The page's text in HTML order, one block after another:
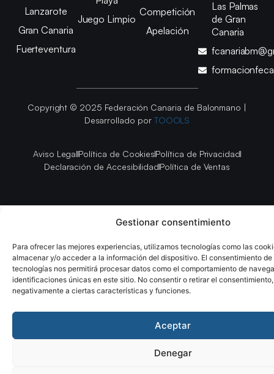
Gestionar consentimiento
Para ofrecer las mejores experiencias, utilizamos tecnologías como las
almacenar y/o acceder a la información del dispositivo. El consentimiento de
tecnologías nos permitirá procesar datos como el comportamiento de
identificaciones únicas en este sitio. No consentir o retirar el
negativamente a ciertas características y funciones.
Aceptar
Denegar
Lanzarote
Gran Canaria
Fuerteventura
Juego Limpio
Competición
Apelación
Las Palmas
de Gran
Canaria
Copyright © 2025 Federación Canaria de Balonmano |
Desarrollado por TOOOLS
Aviso LegalPolítica de CookiesPolítica de Privacidad
Declaración de AccesibilidadPolítica de Ventas